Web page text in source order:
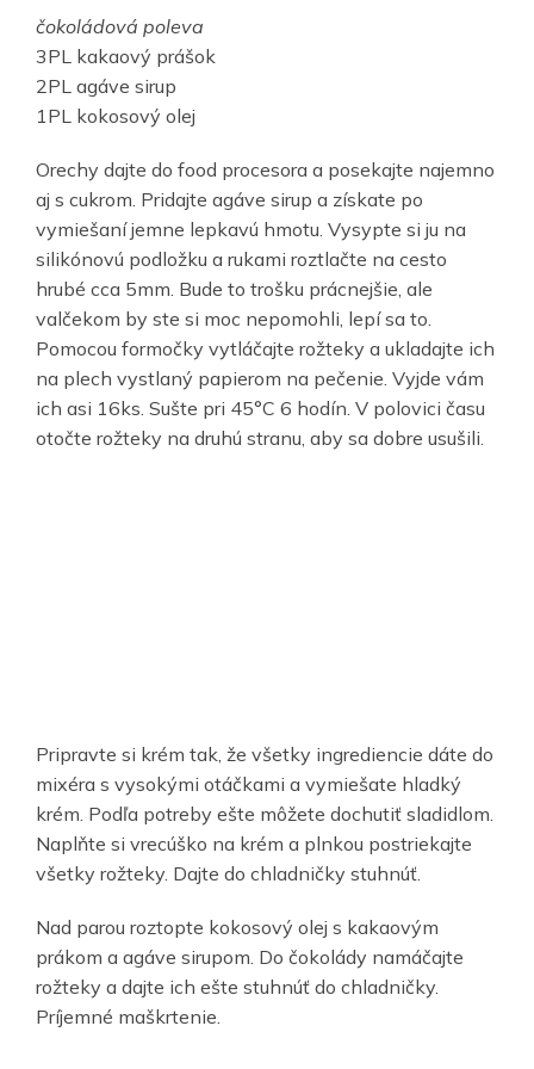
čokoládová poleva
3PL kakaový prášok
2PL agáve sirup
1PL kokosový olej
Orechy dajte do food procesora a posekajte najemno
aj s cukrom. Pridajte agáve sirup a získate po
vymiešaní jemne lepkavú hmotu. Vysypte si ju na
silikónovú podložku a rukami roztlačte na cesto
hrubé cca 5mm. Bude to trošku prácnejšie, ale
valčekom by ste si moc nepomohli, lepí sa to.
Pomocou formočky vytláčajte rožteky a ukladajte ich
na plech vystlaný papierom na pečenie. Vyjde vám
ich asi 16ks. Sušte pri 45°C 6 hodín. V polovici času
otočte rožteky na druhú stranu, aby sa dobre usušili.
Pripravte si krém tak, že všetky ingrediencie dáte do
mixéra s vysokými otáčkami a vymiešate hladký
krém. Podľa potreby ešte môžete dochutiť sladidlom.
Naplňte si vrecúško na krém a plnkou postriekajte
všetky rožteky. Dajte do chladničky stuhnúť.
Nad parou roztopte kokosový olej s kakaovým
prákom a agáve sirupom. Do čokolády namáčajte
rožteky a dajte ich ešte stuhnúť do chladničky.
Príjemné maškrtenie.